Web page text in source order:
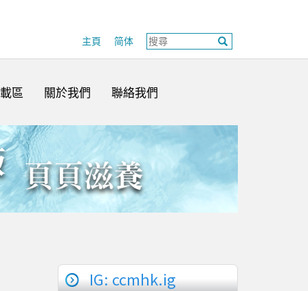
主頁 简体
區 關於我們 聯絡我們
IG: ccmhk.ig